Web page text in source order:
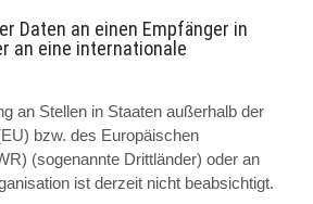
Daten an einen Empfänger in
an eine internationale
an Stellen in Staaten außerhalb der
bzw. des Europäischen
(sogenannte Drittländer) oder an
ist derzeit nicht beabsichtigt.